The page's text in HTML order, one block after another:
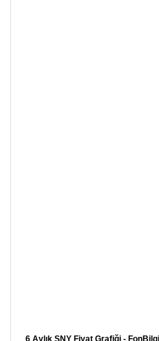
6 Aylık SNY Fiyat Grafiği -